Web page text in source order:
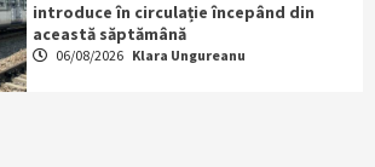
introduce în circulație începând din
această săptămână
06/08/2026 Klara Ungureanu